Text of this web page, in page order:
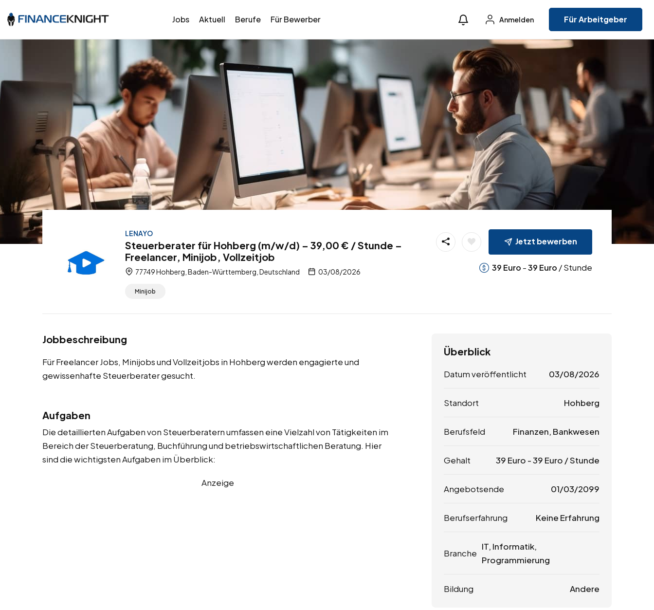
Jobs Aktuell Berufe Für Bewerber Anmelden Für Arbeitgeber
LENAYO
Steuerberater für Hohberg (m/w/d) – 39,00 € / Stunde –
Freelancer, Minijob, Vollzeitjob
77749 Hohberg, Baden-Württemberg, Deutschland 03/08/2026
Minijob
Jetzt bewerben
39 Euro -39 Euro / Stunde
Jobbeschreibung
Für Freelancer Jobs, Minijobs und Vollzeitjobs in Hohberg werden engagierte und
gewissenhafte Steuerberater gesucht.
Aufgaben
Die detaillierten Aufgaben von Steuerberatern umfassen eine Vielzahl von Tätigkeiten im
Bereich der Steuerberatung, Buchführung und betriebswirtschaftlichen Beratung. Hier
sind die wichtigsten Aufgaben im Überblick:
Anzeige
Überblick
Datum veröffentlicht 03/08/2026
Standort Hohberg
Berufsfeld Finanzen, Bankwesen
Gehalt 39 Euro -39 Euro / Stunde
Angebotsende 01/03/2099
Berufserfahrung Keine Erfahrung
Branche
IT, Informatik,
Programmierung
Bildung Andere